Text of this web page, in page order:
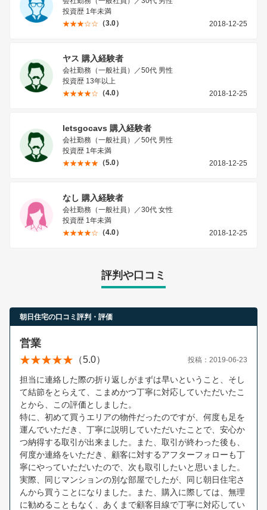
投資歴 1年未満
（3.0）
2018-12-25
ヤス 購入経験者
会社勤務（一般社員）／50代 男性
投資歴 13年以上
（4.0）
2018-12-25
letsgocavs 購入経験者
会社勤務（一般社員）／50代 男性
投資歴 1年未満
（5.0）
2018-12-25
なし 購入経験者
会社勤務（一般社員）／30代 女性
投資歴 1年未満
（4.0）
2018-12-25
評判や口コミ
朝日住宅の口コミ評判・評価
営業
（5.0） 投稿：2019-06-23
担当に連絡した際の折り返しがまずは早いということ、そし
て結節をとらえて、こまめかつ丁寧に対応していただいたこ
とから、この評価としました。
特に、初めて買うエリアの物件だったのですが、何度も足を
運んでいただき、丁寧に説明していただいたことで、安心か
つ納得する取引が出来ました。また、取引が終わった後も、
何度か連絡をいただき、顧客に対するアフターフォローも丁
寧にやっていただいたので、次も取引したいと思いました。
実際、同じマンションの別な部屋でしたが、同じ朝日住宅さ
んから買うことになりました。また、購入に際しては、無理
に勧めることもなく、あくまで顧客目線で丁寧に対応してい